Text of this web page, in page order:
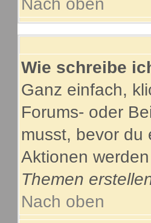
Nach oben
Wie schreibe
Ganz einfach,
Forums- oder
musst, bevor du
Aktionen
Themen
Nach oben